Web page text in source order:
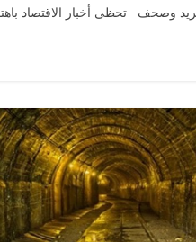
وصحف تحظى أخبار الاقتصاد